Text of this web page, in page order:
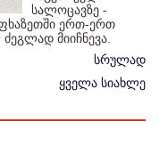
სალოცავზე -
ერთ-ერთ
მიიჩნევა.
სრულად
ყველა სიახლე